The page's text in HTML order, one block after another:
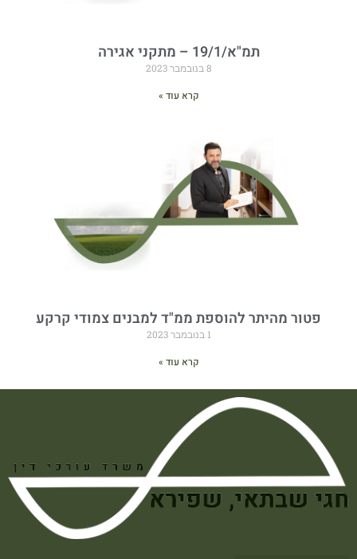
תמ"א/19/1 – מתקני אגירה
8 בנובמבר 2023
קרא עוד »
פטור מהיתר להוספת ממ"ד למבנים צמודי קרקע
1 בנובמבר 2023
קרא עוד »